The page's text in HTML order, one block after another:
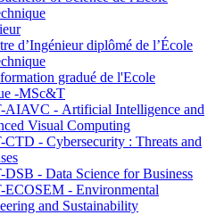
d’Ingénieur diplômé de l’École
gradué de l'Ecole
-MSc&T
AIAVC - Artificial Intelligence and
Visual Computing
CTD - Cybersecurity : Threats and
DSB - Data Science for Business
ECOSEM - Environmental
and Sustainability